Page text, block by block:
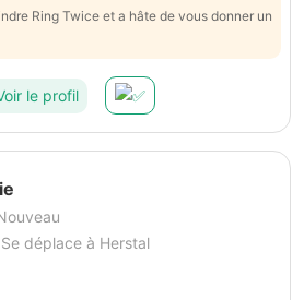
Ring Twice et a hâte de vous donner un
le profil
Se déplace à Herstal